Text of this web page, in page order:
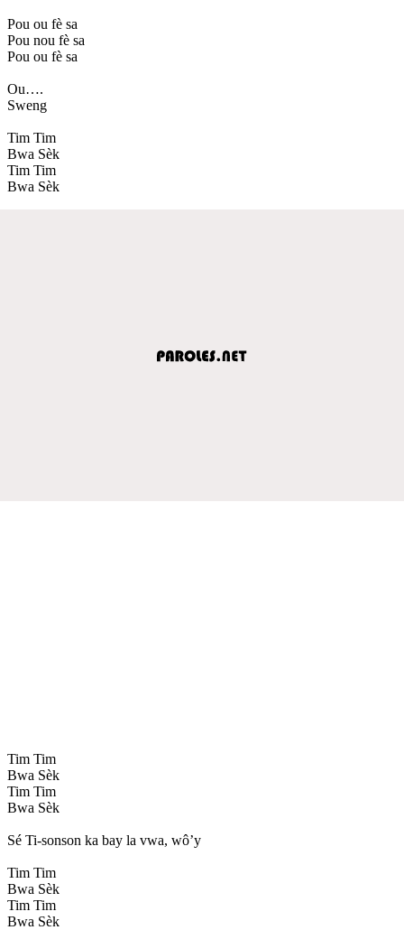
Pou ou fè sa
Pou nou fè sa
Pou ou fè sa
Ou….
Sweng
Tim Tim
Bwa Sèk
Tim Tim
Bwa Sèk
Tim Tim
Bwa Sèk
Tim Tim
Bwa Sèk
Sé Ti-sonson ka bay la vwa, wô’y
Tim Tim
Bwa Sèk
Tim Tim
Bwa Sèk